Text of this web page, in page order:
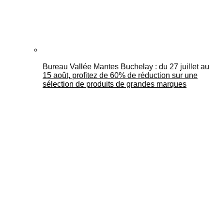
Bureau Vallée Mantes Buchelay : du 27 juillet au
15 août, profitez de 60% de réduction sur une
sélection de produits de grandes marques